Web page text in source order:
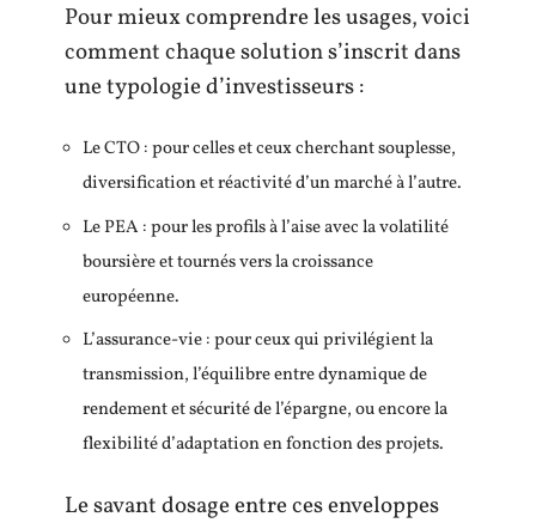
Pour mieux comprendre les usages, voici
comment chaque solution s’inscrit dans
une typologie d’investisseurs :
Le CTO : pour celles et ceux cherchant souplesse,
diversification et réactivité d’un marché à l’autre.
Le PEA : pour les profils à l’aise avec la volatilité
boursière et tournés vers la croissance
européenne.
L’assurance-vie : pour ceux qui privilégient la
transmission, l’équilibre entre dynamique de
rendement et sécurité de l’épargne, ou encore la
flexibilité d’adaptation en fonction des projets.
Le savant dosage entre ces enveloppes